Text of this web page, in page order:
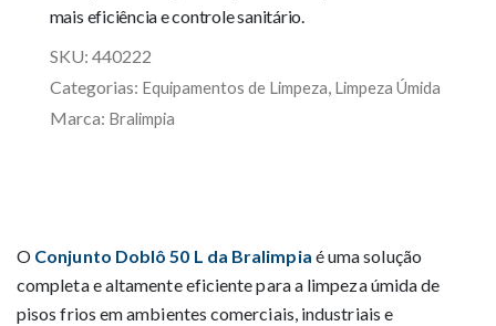
mais eficiência e controle sanitário.
SKU: 440222
Categorias: Equipamentos de Limpeza, Limpeza Úmida
Marca: Bralimpia
O Conjunto Doblô 50 L da Bralimpia é uma solução
completa e altamente eficiente para a limpeza úmida de
pisos frios em ambientes comerciais, industriais e